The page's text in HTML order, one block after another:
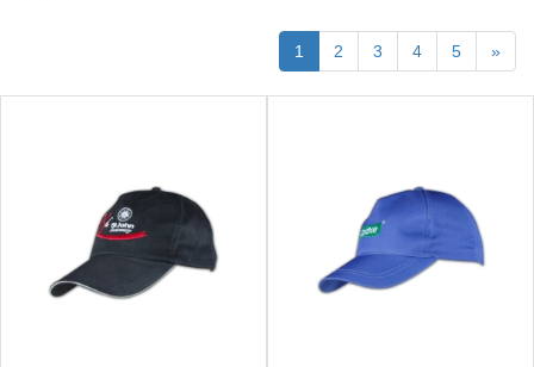
1 2 3 4 5 »